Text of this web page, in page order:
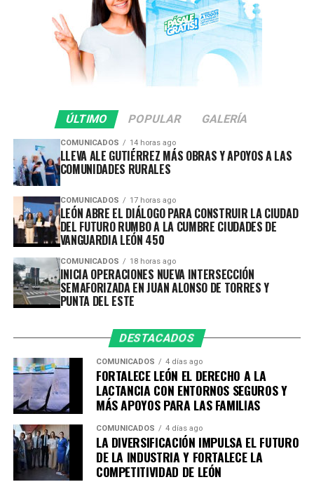
Estos operativos tienen como principal objetivo
prevenir hechos de tránsito con consecuencias fatales,
inhibir conductas de riesgo y garantizar que las
vialidades sean espacios seguros para todas y todos.
En lo que va del 2026 se ha infraccionado a 442
vehículos por participar en arrancones.
Gracias a la oportuna denuncia ciudadana y a la rápida
respuesta de las corporaciones de seguridad, durante
esta intervención se previnieron accidentes y se evitó
que estas conductas representaran un mayor peligro
para la ciudadanía.
La Secretaría de Seguridad, Prevención y Protección
Ciudadana reitera que estos operativos continuarán
realizándose de manera permanente en distintos
puntos del municipio, con el firme compromiso de
seguridad en las vialidades.
Asimismo, agradece a la ciudadanía por reportar este
tipo de conductas a través de las redes sociales y los
canales de emergencia 9-1-1, ya que su participación es
fundamental para construir un León más seguro para
todas y todos.
ÚLTIMO POPULAR GALERÍA
COMUNICADOS 14 horas ago
LLEVA ALE GUTIÉRREZ MÁS OBRAS Y APOYOS A LAS
COMUNIDADES RURALES
COMUNICADOS 17 horas ago
LEÓN ABRE EL DIÁLOGO PARA CONSTRUIR LA CIUDAD
DEL FUTURO RUMBO A LA CUMBRE CIUDADES DE
VANGUARDIA LEÓN 450
COMUNICADOS 18 horas ago
INICIA OPERACIONES NUEVA INTERSECCIÓN
SEMAFORIZADA EN JUAN ALONSO DE TORRES Y
PUNTA DEL ESTE
DESTACADOS
COMUNICADOS 4 días ago
FORTALECE LEÓN EL DERECHO A LA
LACTANCIA CON ENTORNOS SEGUROS Y
MÁS APOYOS PARA LAS FAMILIAS
COMUNICADOS 4 días ago
LA DIVERSIFICACIÓN IMPULSA EL FUTURO
DE LA INDUSTRIA Y FORTALECE LA
COMPETITIVIDAD DE LEÓN